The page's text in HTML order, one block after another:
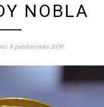
NOBLA
8 października 2020